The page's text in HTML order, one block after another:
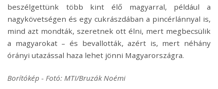
beszélgettünk több kint élő magyarral, például a
nagykövetségen és egy cukrászdában a pincérlánnyal is,
mind azt mondták, szeretnek ott élni, mert megbecsülik
a magyarokat – és bevallották, azért is, mert néhány
órányi utazással haza lehet jönni Magyarországra.
Borítókép - Fotó: MTI/Bruzák Noémi